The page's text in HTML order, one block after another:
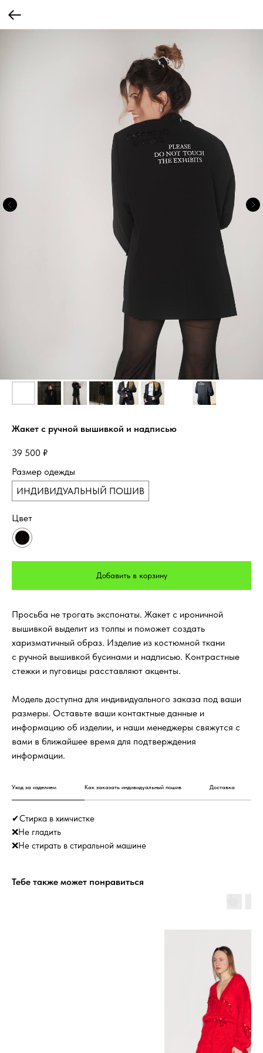
Жакет с ручной вышивкой и надписью
39 500 ₽
Размер одежды
ИНДИВИДУАЛЬНЫЙ ПОШИВ
Цвет
Добавить в корзину
Просьба не трогать экспонаты. Жакет с ироничной
вышивкой выделит из толпы и поможет создать
харизматичный образ. Изделие из костюмной ткани
с ручной вышивкой бусинами и надписью. Контрастные
стежки и пуговицы расставляют акценты.
Модель доступна для индивидуального заказа под ваши
размеры. Оставьте ваши контактные данные и
информацию об изделии, и наши менеджеры свяжутся с
вами в ближайшее время для подтверждения
информации.
Уход за изделием Как заказать индивидуальный пошив Доставка
✔Стирка в химчистке
❌Не гладить
❌Не стирать в стиральной машине
Тебе также может понравиться